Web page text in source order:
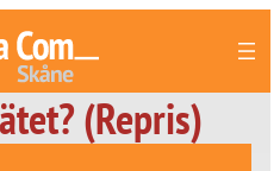
(Repris)